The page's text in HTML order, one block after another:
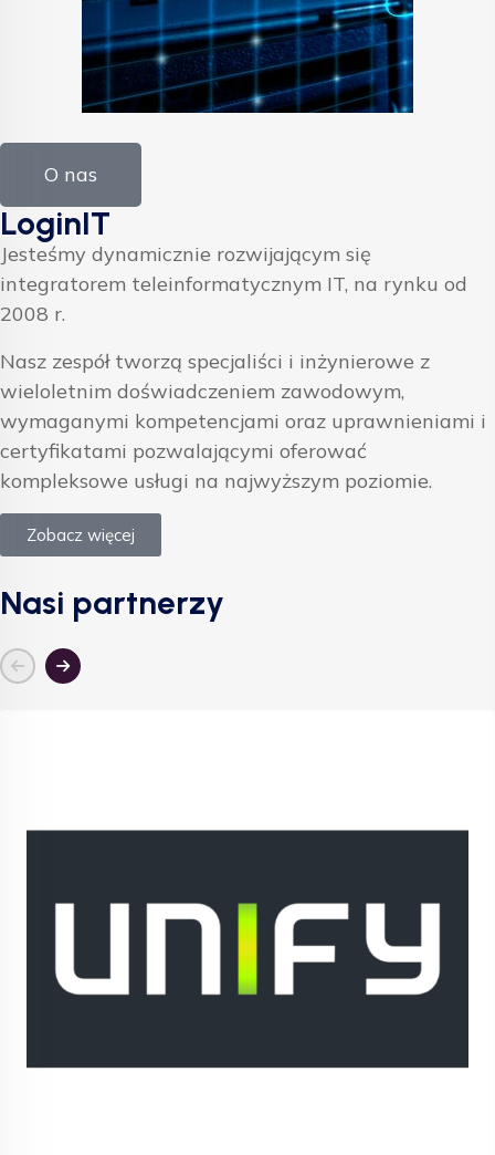
O nas
LoginIT
Jesteśmy dynamicznie rozwijającym się
integratorem teleinformatycznym IT, na rynku od
2008 r.
Nasz zespół tworzą specjaliści i inżynierowe z
wieloletnim doświadczeniem zawodowym,
wymaganymi kompetencjami oraz uprawnieniami i
certyfikatami pozwalającymi oferować
kompleksowe usługi na najwyższym poziomie.
Zobacz więcej
Nasi partnerzy